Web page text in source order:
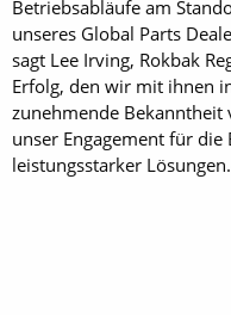
Betriebsabläufe am
unseres Global Parts
sagt Lee Irving, Rokbak
Erfolg, den wir mit ihnen
zunehmende Bekanntheit
unser Engagement für
leistungsstarker